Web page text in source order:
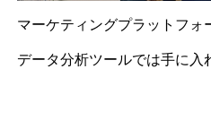
マーケティングプラットフォ
データ分析ツールでは手に入